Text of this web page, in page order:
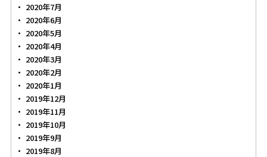
2020年7月
2020年6月
2020年5月
2020年4月
2020年3月
2020年2月
2020年1月
2019年12月
2019年11月
2019年10月
2019年9月
2019年8月